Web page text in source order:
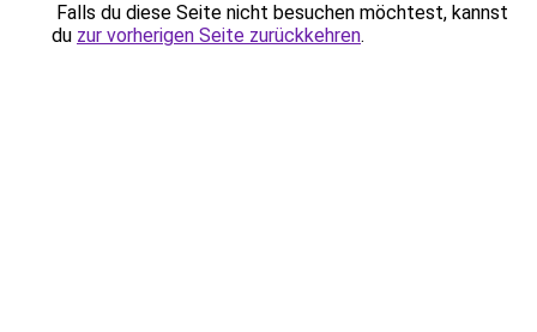
Falls du diese Seite nicht besuchen möchtest, kannst
du zur vorherigen Seite zurückkehren.